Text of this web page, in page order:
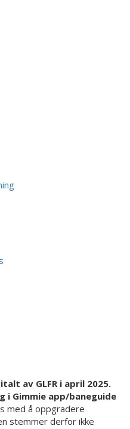
av GLFR i april 2025.
i Gimmie app/baneguide
med å oppgradere
stemmer derfor ikke